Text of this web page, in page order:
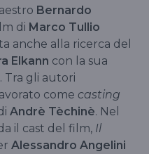
Bernardo
di Marco Tullio
anche alla ricerca del
Elkann con la sua
Tra gli autori
come casting
Andrè Tèchinè. Nel
il cast del film, Il
Alessandro Angelini